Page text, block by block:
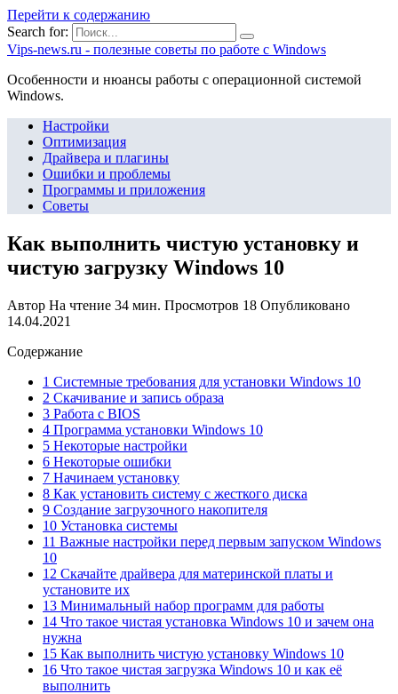
Перейти к содержанию
Search for:
Vips-news.ru - полезные советы по работе с Windows
Особенности и нюансы работы с операционной системой
Windows.
Настройки
Оптимизация
Драйвера и плагины
Ошибки и проблемы
Программы и приложения
Советы
Как выполнить чистую установку и
чистую загрузку Windows 10
Автор На чтение 34 мин. Просмотров 18 Опубликовано
14.04.2021
Содержание
1 Системные требования для установки Windows 10
2 Скачивание и запись образа
3 Работа с BIOS
4 Программа установки Windows 10
5 Некоторые настройки
6 Некоторые ошибки
7 Начинаем установку
8 Как установить систему с жесткого диска
9 Создание загрузочного накопителя
10 Установка системы
11 Важные настройки перед первым запуском Windows
10
12 Скачайте драйвера для материнской платы и
установите их
13 Минимальный набор программ для работы
14 Что такое чистая установка Windows 10 и зачем она
нужна
15 Как выполнить чистую установку Windows 10
16 Что такое чистая загрузка Windows 10 и как её
выполнить